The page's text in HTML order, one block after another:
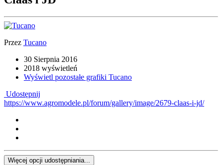
Przez Tucano
30 Sierpnia 2016
2018 wyświetleń
Wyświetl pozostałe grafiki Tucano
Udostępnij
https://www.agromodele.pl/forum/gallery/image/2679-claas-i-jd/
Więcej opcji udostępniania...